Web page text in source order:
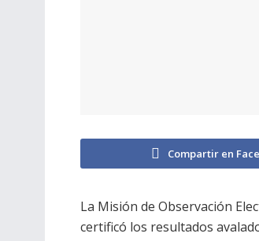
Compartir en
La Misión de Observación
certificó los resultados